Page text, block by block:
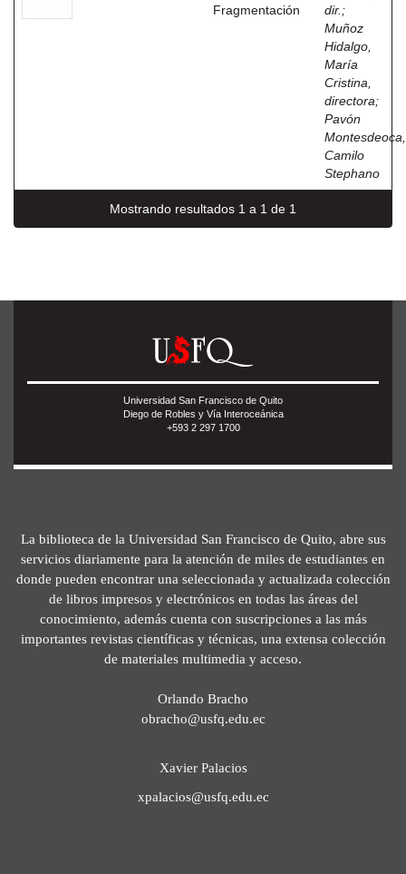
Fragmentación
dir. ;
Muñoz
Hidalgo,
María
Cristina,
directora;
Pavón
Montesdeoca,
Camilo
Stephano
Mostrando resultados 1 a 1 de 1
Universidad San Francisco de Quito
Diego de Robles y Vía Interoceánica
+593 2 297 1700
La biblioteca de la Universidad San Francisco de Quito, abre sus
servicios diariamente para la atención de miles de estudiantes en
donde pueden encontrar una seleccionada y actualizada colección
de libros impresos y electrónicos en todas las áreas del
conocimiento, además cuenta con suscripciones a las más
importantes revistas científicas y técnicas, una extensa colección
de materiales multimedia y acceso.
Orlando Bracho
obracho@usfq.edu.ec
Xavier Palacios
xpalacios@usfq.edu.ec